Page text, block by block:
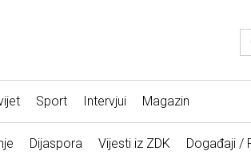
Sport Intervjui Magazin
Dijaspora Vijesti iz ZDK Događaji /